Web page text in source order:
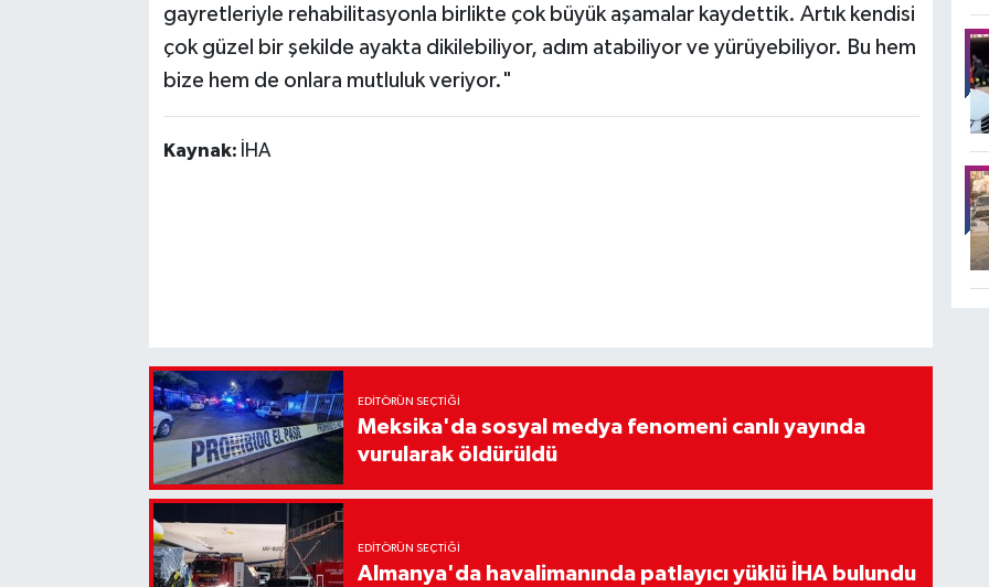
gayretleriyle rehabilitasyonla birlikte çok büyük aşamalar kaydettik. Artık kendisi
çok güzel bir şekilde ayakta dikilebiliyor, adım atabiliyor ve yürüyebiliyor. Bu hem
bize hem de onlara mutluluk veriyor."
Kaynak: İHA
EDITÖRÜN SEÇTIĞI
Meksika'da sosyal medya fenomeni canlı yayında
vurularak öldürüldü
EDITÖRÜN SEÇTIĞI
Almanya'da havalimanında patlayıcı yüklü İHA bulundu